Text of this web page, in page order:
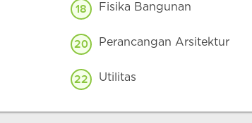
18 Fisika Bangunan
20 Perancangan Arsitektur
22 Utilitas